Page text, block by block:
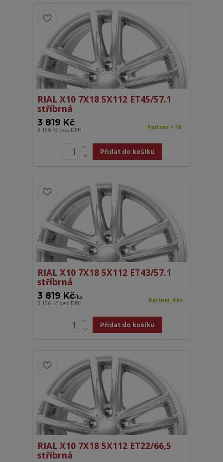
RIAL X10 7X18 5X112 ET45/57.1
stříbrná
3 819 Kč
3 156 Kč bez DPH Partner > 10
Přidat do košíku
RIAL X10 7X18 5X112 ET43/57.1
stříbrná
3 819 Kč/ks
3 156 Kč bez DPH Partner 4 ks
Přidat do košíku
RIAL X10 7X18 5X112 ET22/66,5
stříbrná